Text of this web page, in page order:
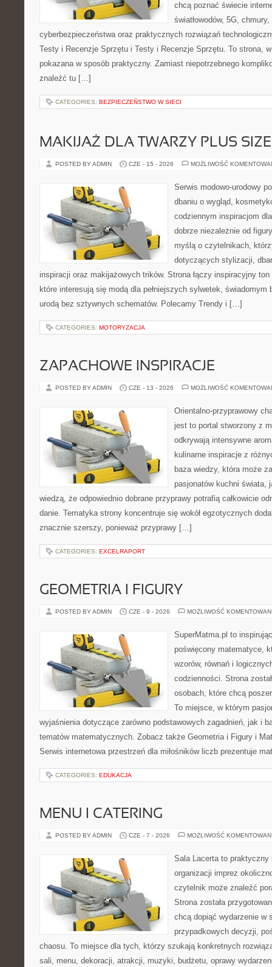
chcą poznać świecie
światłowodów, 5G,
cyberbezpieczeństwa oraz praktycznych rozwiązań
Testy i Recenzje Sprzętu i Testy i Recenzje Sprzętu. To strona,
pokazana w sposób praktyczny. Zamiast niepotrzebnego
znaleźć tu […]
CATEGORIES: BEZPIECZEŃSTWO W SIECI
MAKIJAŻ DLA TWARZY PLUS SIZE
POSTED BY ADMIN CZE - 15 - 2026 MOŻLIWOŚĆ
Serwis modowo-urodowy
dbaniu o wygląd,
codziennym inspiracjom
dobrze niezależnie od
myślą o czytelnikach,
dotyczących stylizacji,
inspiracji oraz makijażowych trików. Strona łączy inspiracyjny
które interesują się modą dla pełniejszych sylwetek, świadomym
urodą bez sztywnych schematów. Polecamy Trendy i […]
CATEGORIES: MOTORYZACJA
ZAPACHOWE INSPIRACJE
POSTED BY ADMIN CZE - 13 - 2026 MOŻLIWOŚĆ
Orientalno-przyprawowy
jest to portal stworzony z
odkrywają intensywne
kulinarne inspiracje z
baza wiedzy, która może
pasjonatów kuchni świata,
wiedzą, że odpowiednio dobrane przyprawy potrafią całkowicie
danie. Tematyka strony koncentruje się wokół egzotycznych
znacznie szerszy, ponieważ przyprawy […]
CATEGORIES: EXCELRAPORT
GEOMETRIA I FIGURY
POSTED BY ADMIN CZE - 9 - 2026 MOŻLIWOŚĆ
SuperMatma.pl to
poświęcony matematyce,
wzorów, równań i
codzienności. Strona
osobach, które chcą
To miejsce, w którym
wyjaśnienia dotyczące zarówno podstawowych zagadnień, jak i
tematów matematycznych. Zobacz także Geometria i Figury i
Serwis internetowa przestrzeń dla miłośników liczb prezentuje
CATEGORIES: EDUKACJA
MENU I CATERING
POSTED BY ADMIN CZE - 7 - 2026 MOŻLIWOŚĆ
Sala Lacerta to praktyczny
organizacji imprez
czytelnik może znaleźć
Strona została
chcą dopiąć wydarzenie w
przypadkowych decyzji,
chaosu. To miejsce dla tych, którzy szukają konkretnych
sali, menu, dekoracji, atrakcji, muzyki, budżetu, oprawy